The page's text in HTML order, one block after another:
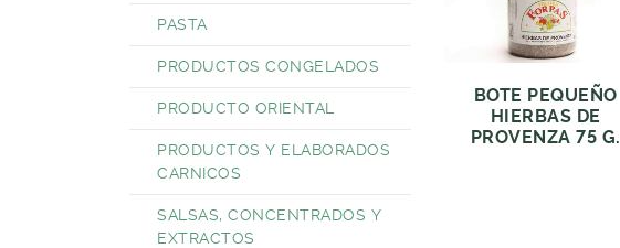
PASTA
PRODUCTOS CONGELADOS
PRODUCTO ORIENTAL
PRODUCTOS Y ELABORADOS
CARNICOS
SALSAS, CONCENTRADOS Y
EXTRACTOS
BOTE PEQUEÑO
HIERBAS DE
PROVENZA 75 G.